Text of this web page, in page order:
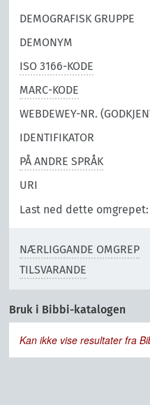
DEMOGRAFISK GRUPPE
DEMONYM
ISO 3166-KODE
MARC-KODE
WEBDEWEY-NR.
IDENTIFIKATOR
PÅ ANDRE SPRÅK
URI
Last ned dette omgrepet:
NÆRLIGGANDE OMGREP
TILSVARANDE
Bruk i Bibbi-katalogen
Kan ikke vise resultater fra